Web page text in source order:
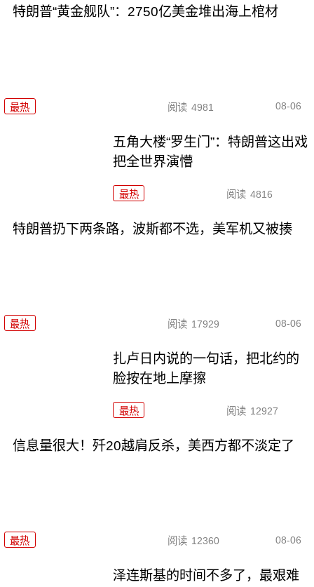
特朗普“黄金舰队”：2750亿美金堆出海上棺材
最热 阅读 4981 08-06
五角大楼“罗生门”：特朗普这出戏
把全世界演懵
最热 阅读 4816
特朗普扔下两条路，波斯都不选，美军机又被揍
最热 阅读 17929 08-06
扎卢日内说的一句话，把北约的
脸按在地上摩擦
最热 阅读 12927
信息量很大！歼20越肩反杀，美西方都不淡定了
最热 阅读 12360 08-06
泽连斯基的时间不多了，最艰难